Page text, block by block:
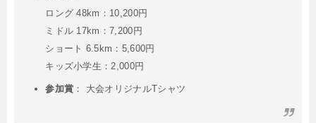
ロング 48km：10,200円
ミドル 17km：7,200円
ショート 6.5km：5,600円
キッズ小学生：2,000円
参加賞 ： 大会オリジナルTシャツ